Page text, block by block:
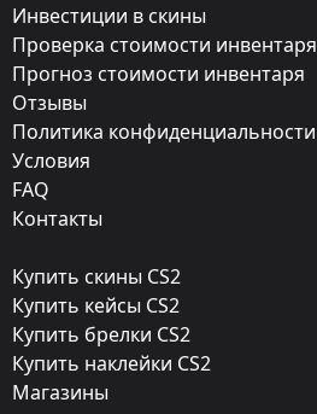
Exterior:
После полевых испытаний
Взгляд в прошлое
Finish catalog:
Популярность:
95 %
Инвестиции в скины
Проверка стоимости инвентаря
Прогноз стоимости инвентаря
Отзывы
Политика конфиденциальности
Условия
FAQ
Контакты
Купить скины CS2
Купить кейсы CS2
Купить брелки CS2
Купить наклейки CS2
Магазины